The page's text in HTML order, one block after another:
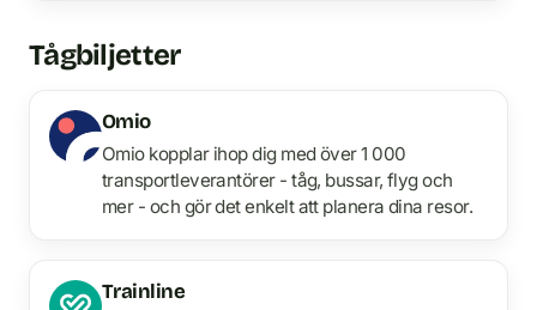
Tågbiljetter
Omio
Omio kopplar ihop dig med över 1 000
transportleverantörer - tåg, bussar, flyg och
mer - och gör det enkelt att planera dina resor.
Trainline